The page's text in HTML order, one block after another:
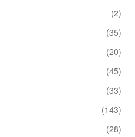
(2)
(35)
(20)
(45)
(33)
(143)
(28)